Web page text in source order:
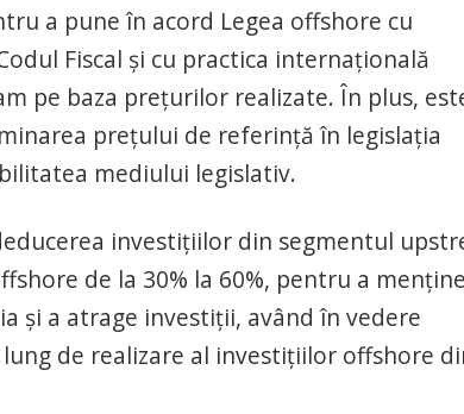
a pune în acord Legea offshore cu
Fiscal și cu practica internațională
pe baza prețurilor realizate. În plus,
prețului de referință în legislația
mediului legislativ.
investițiilor din segmentul
de la 30% la 60%, pentru a menține
și a atrage investiții, având în vedere
de realizare al investițiilor offshore